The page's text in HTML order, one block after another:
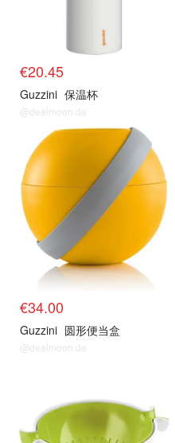
€20.45
Guzzini 保温杯
@dealmoon.de
€34.00
Guzzini 圆形便当盒
@dealmoon.de